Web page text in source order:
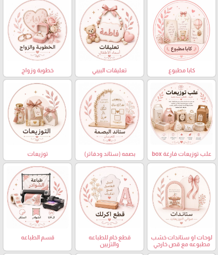
كابا مطبوع تعليقات البيبي خطوبة وزواج
علب توزيعات فارغة box بصمه (ستاند ودفاتر) توزيعات
لوحات او ستاندات خشب
مطبوعه مع قص خارجي
قطع خام للطباعه
والتزيين
قسم الطباعه